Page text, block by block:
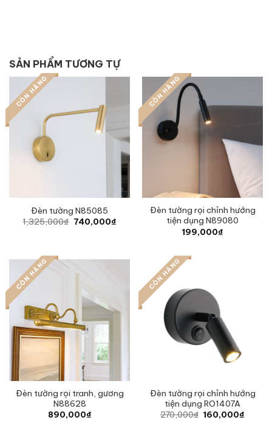
SẢN PHẨM TƯƠNG TỰ
CÒN HÀNG
Đèn tường N85085
1,325,000₫ Original
price
740,000₫Current
CÒN HÀNG
Đèn tường rọi chỉnh hướng
tiện dụng N89080
199,000₫
CÒN HÀNG
Đèn tường rọi tranh, gương
N88628
890,000₫
CÒN HÀNG
Đèn tường rọi chỉnh hướng
tiện dụng RO1407A
270,000₫ Original
price
160,000₫